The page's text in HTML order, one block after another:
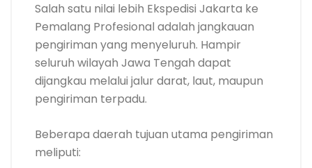
Salah satu nilai lebih Ekspedisi Jakarta ke
Pemalang Profesional adalah jangkauan
pengiriman yang menyeluruh. Hampir
seluruh wilayah Jawa Tengah dapat
dijangkau melalui jalur darat, laut, maupun
pengiriman terpadu.
Beberapa daerah tujuan utama pengiriman
meliputi: